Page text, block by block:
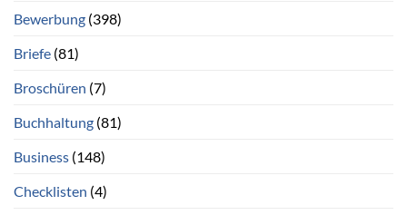
Bewerbung (398)
Briefe (81)
Broschüren (7)
Buchhaltung (81)
Business (148)
Checklisten (4)